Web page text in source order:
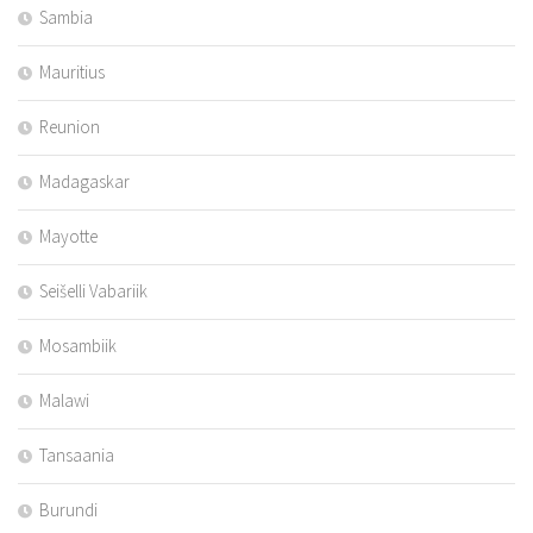
Sambia
Mauritius
Reunion
Madagaskar
Mayotte
Seišelli Vabariik
Mosambiik
Malawi
Tansaania
Burundi